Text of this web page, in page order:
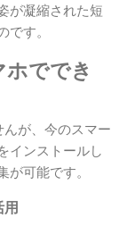
が凝縮された短
す。
ででき
んが、今のスマー
インストールし
可能です。